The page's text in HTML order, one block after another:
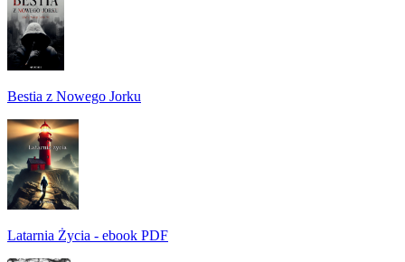
Bestia z Nowego Jorku
Latarnia Życia - ebook PDF